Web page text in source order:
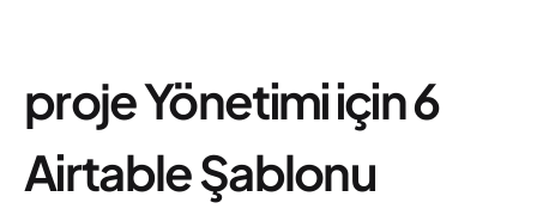
proje Yönetimi için 6
Airtable Şablonu